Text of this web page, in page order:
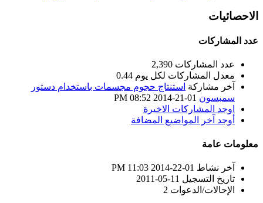
الاحصائيات
عدد المشاركات
عدد المشاركات 2,390
معدل المشاركات لكل يوم 0.44
آخر مشاركة استنتاج حجوم مجسمات باستخدام دستور
سمبسون
08:52 PM
اوجد المشاركات الاخيرة
أوجد آخر المواضيع المضافة
معلومات عامة
آخر نشاط 01-22-2014
11:03 PM
تاريخ التسجيل 11-05-2011
الإحالات/الدعوات 2